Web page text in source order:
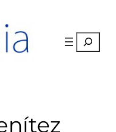
Buscar